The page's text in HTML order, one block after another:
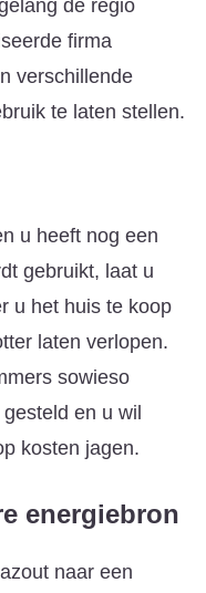
de regio
firma
verschillende
te laten stellen.
u heeft nog een
gebruikt, laat u
u het huis te koop
laten verlopen.
sowieso
en u wil
kosten jagen.
energiebron
naar een